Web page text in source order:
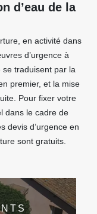
d’eau de la
en activité dans
d’urgence à
se traduisent par la
premier, et la mise
Pour fixer votre
dans le cadre de
devis d’urgence en
sont gratuits.